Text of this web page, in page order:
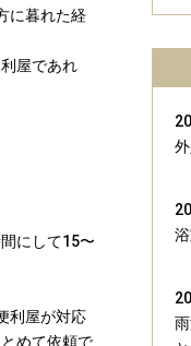
に暮れた経
屋であれ
にして15〜
利屋が対応
めて依頼で